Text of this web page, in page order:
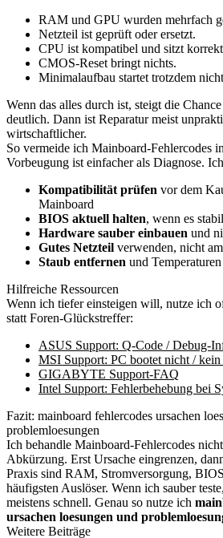
RAM und GPU wurden mehrfach
Netzteil ist geprüft oder ersetzt.
CPU ist kompatibel und sitzt
CMOS-Reset bringt nichts.
Minimalaufbau startet trotzdem
Wenn das alles durch ist, steigt die
deutlich. Dann ist Reparatur meist
wirtschaftlicher.
So vermeide ich Mainboard-Fehlercodes
Vorbeugung ist einfacher als Diagnose.
Kompatibilität prüfen vor dem
Mainboard
BIOS aktuell halten, wenn es
Hardware sauber einbauen und
Gutes Netzteil verwenden, nicht
Staub entfernen und
Hilfreiche Ressourcen
Wenn ich tiefer einsteigen will, nutze ich
statt Foren-Glückstreffer:
ASUS Support: Q-Code / Debug-
MSI Support: PC bootet nicht /
GIGABYTE Support-FAQ
Intel Support: Fehlerbehebung bei
Fazit: mainboard fehlercodes ursachen
problemloesungen
Ich behandle Mainboard-Fehlercodes
Abkürzung. Erst Ursache eingrenzen,
Praxis sind RAM, Stromversorgung,
häufigsten Auslöser. Wenn ich sauber
meistens schnell. Genau so nutze ich
ursachen loesungen und
Weitere Beiträge